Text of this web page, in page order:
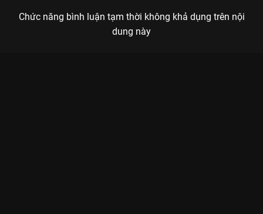
Chức năng bình luận tạm thời không khả dụng trên nội
dung này